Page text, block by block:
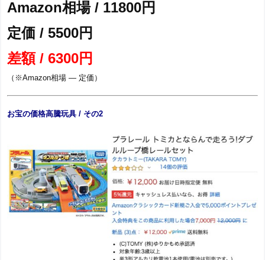
Amazon相場 / 11800円
定価 / 5500円
差額 / 6300円
（※Amazon相場 ― 定価）
お宝の価格高騰玩具 / その2